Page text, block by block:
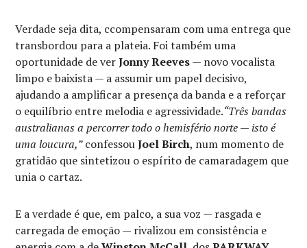
Verdade seja dita, ccompensaram com uma entrega que
transbordou para a plateia. Foi também uma
oportunidade de verJonny Reeves— novo vocalista
limpo e baixista — a assumir um papel decisivo,
ajudando a amplificar a presença da banda e a reforçar
o equilíbrio entre melodia e agressividade.“Três bandas
australianas a percorrer todo o hemisfério norte — isto é
uma loucura,”confessouJoel Birch, num momento de
gratidão que sintetizou o espírito de camaradagem que
unia o cartaz.
E a verdade é que, em palco, a sua voz — rasgada e
carregada de emoção — rivalizou em consistência e